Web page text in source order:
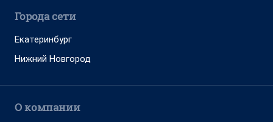
Города сети
Екатеринбург
Нижний Новгород
О компании